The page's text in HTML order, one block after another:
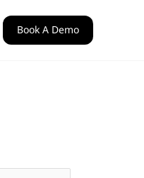
Book A Demo